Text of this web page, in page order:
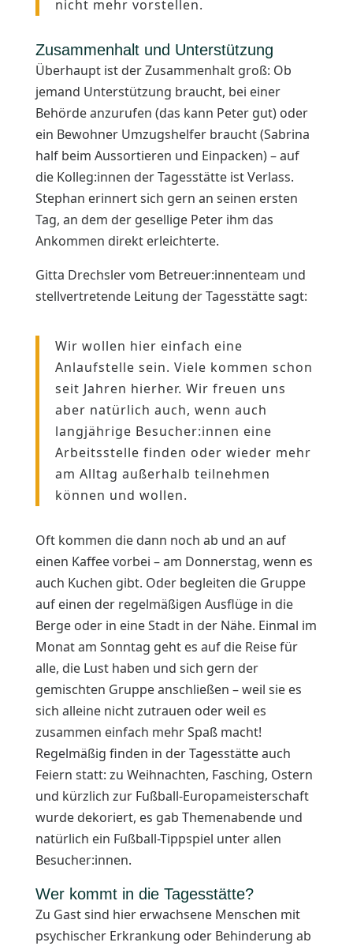
nicht mehr vorstellen.
Zusammenhalt und Unterstützung
Überhaupt ist der Zusammenhalt groß: Ob
jemand Unterstützung braucht, bei einer
Behörde anzurufen (das kann Peter gut) oder
ein Bewohner Umzugshelfer braucht (Sabrina
half beim Aussortieren und Einpacken) – auf
die Kolleg:innen der Tagesstätte ist Verlass.
Stephan erinnert sich gern an seinen ersten
Tag, an dem der gesellige Peter ihm das
Ankommen direkt erleichterte.
Gitta Drechsler vom Betreuer:innenteam und
stellvertretende Leitung der Tagesstätte sagt:
Wir wollen hier einfach eine
Anlaufstelle sein. Viele kommen schon
seit Jahren hierher. Wir freuen uns
aber natürlich auch, wenn auch
langjährige Besucher:innen eine
Arbeitsstelle finden oder wieder mehr
am Alltag außerhalb teilnehmen
können und wollen.
Oft kommen die dann noch ab und an auf
einen Kaffee vorbei – am Donnerstag, wenn es
auch Kuchen gibt. Oder begleiten die Gruppe
auf einen der regelmäßigen Ausflüge in die
Berge oder in eine Stadt in der Nähe. Einmal im
Monat am Sonntag geht es auf die Reise für
alle, die Lust haben und sich gern der
gemischten Gruppe anschließen – weil sie es
sich alleine nicht zutrauen oder weil es
zusammen einfach mehr Spaß macht!
Regelmäßig finden in der Tagesstätte auch
Feiern statt: zu Weihnachten, Fasching, Ostern
und kürzlich zur Fußball-Europameisterschaft
wurde dekoriert, es gab Themenabende und
natürlich ein Fußball-Tippspiel unter allen
Besucher:innen.
Wer kommt in die Tagesstätte?
Zu Gast sind hier erwachsene Menschen mit
psychischer Erkrankung oder Behinderung ab